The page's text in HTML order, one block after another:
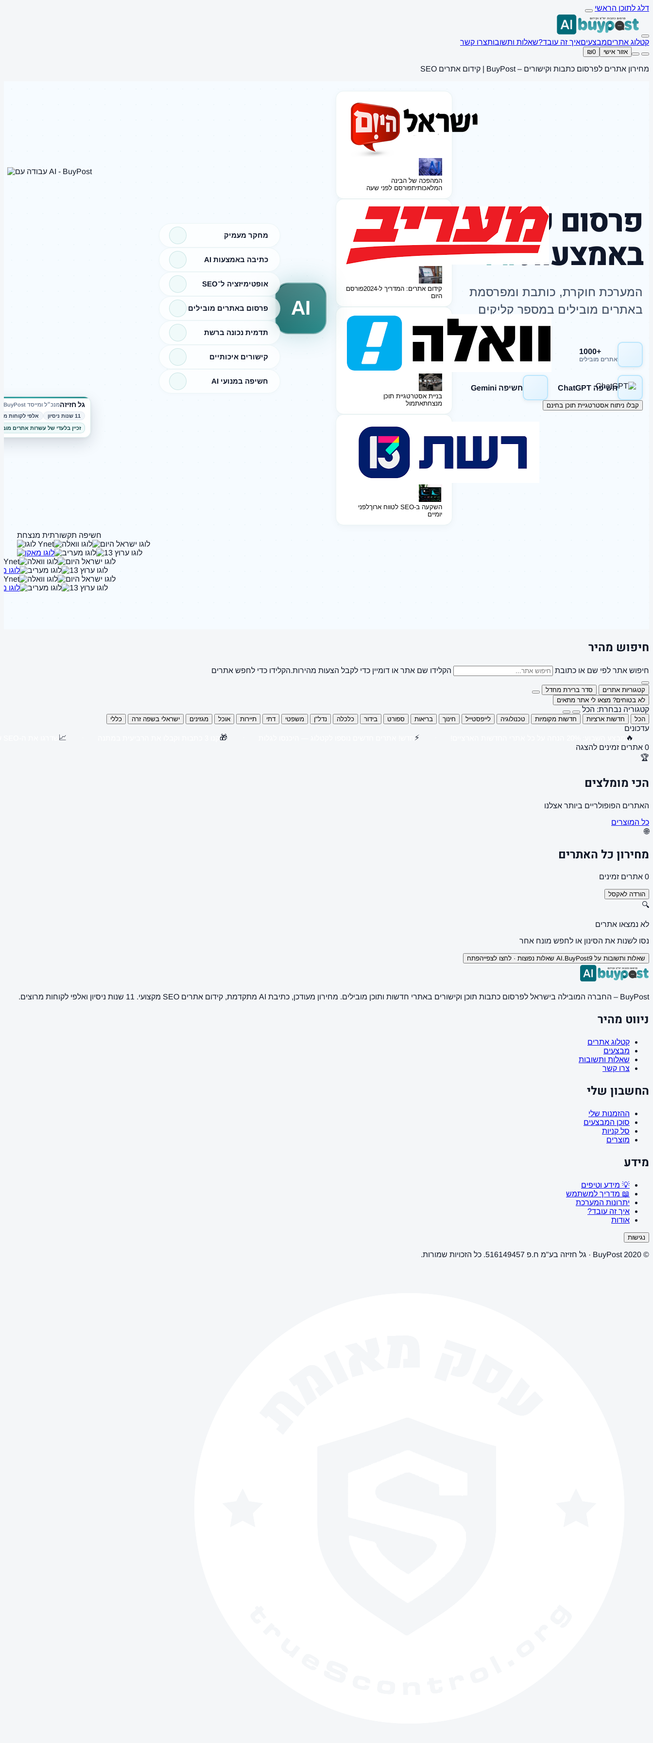
דלג לתוכן הראשי
קטלוג אתריםמבצעיםאיך זה עובד?שאלות ותשובותצרו קשר
אזור אישי ₪0
מחירון אתרים לפרסום כתבות וקישורים – BuyPost | קידום אתרים SEO
גל חזיזהמנכ״ל ומייסד BuyPost
11 שנות ניסיון
אלפי לקוחות
זכיין בלעדי של עשרות אתרים
מחקר מעמיק
כתיבה באמצעות AI
אופטימיזציה ל־SEO
פרסום באתרים מובילים
תדמית נכונה ברשת
קישורים איכותיים
חשיפה במנועי AI
AI
המהפכה של הבינה
המלאכותיתפורסם לפני שעה
קידום אתרים: המדריך ל-2024
פורסם
היום
בניית אסטרטגיית תוכן
מנצחתאתמול
השקעה ב-SEO לטווח ארוך
לפני
יומיים
פרסום כתבות
באמצעותAI
המערכת חוקרת, כותבת ומפרסמת
באתרים מובילים במספר קליקים
+1000
אתרים מובילים
חשיפה Google
חשיפה ChatGPT חשיפה Gemini
קבלו ניתוח אסטרטגיית תוכן בחינם
חשיפה תקשורתית מנצחת
חיפוש מהיר
חיפוש אתר לפי שם או כתובת הקלידו שם אתר או דומיין כדי לקבל הצעות מהירות.הקלידו כדי לחפש אתרים
קטגוריות אתרים
סדר ברירת מחדל
לא בטוחים? מצאו לי אתר מתאים
קטגוריה נבחרת: הכל
הכל חדשות ארציות חדשות מקומיות טכנולוגיה לייפסטייל חינוך בריאות ספורט בידור כלכלה נדל"ן משפטי דתי תיירות אוכל מגזינים ישראלי בשפה זרה כללי
עדכונים
🔥
⚡
🎁
📈
0 אתרים זמינים להצגה
🏆
הכי מומלצים
האתרים הפופולריים ביותר אצלנו
כל המוצרים
🌐
מחירון כל האתרים
0 אתרים זמינים
הורדה לאקסל
🔍
לא נמצאו אתרים
נסו לשנות את הסינון או לחפש מונח אחר
שאלות ותשובות על AI.BuyPost 9 שאלות נפוצות · לחצו לצפייה פתח
BuyPost – החברה המובילה בישראל לפרסום כתבות תוכן וקישורים באתרי חדשות ותוכן מובילים. מחירון מעודכן, כתיבת AI מתקדמת, קידום אתרים SEO מקצועי. 11 שנות ניסיון ואלפי לקוחות מרוצים.
ניווט מהיר
קטלוג אתרים
מבצעים
שאלות ותשובות
צרו קשר
החשבון שלי
ההזמנות שלי
סוכן המבצעים
סל קניות
מוצרים
מידע
💡 מידע וטיפים
📖 מדריך למשתמש
יתרונות המערכת
איך זה עובד?
אודות
נגישות
© 2020 BuyPost · גל חזיזה בע"מ ח.פ 516149457. כל הזכויות שמורות.